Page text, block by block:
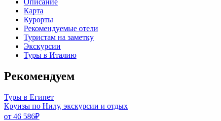
Описание
Карта
Курорты
Рекомендуемые отели
Туристам на заметку
Экскурсии
Туры в Италию
Рекомендуем
Туры в Египет
Круизы по Нилу, экскурсии и отдых
от 46 586₽